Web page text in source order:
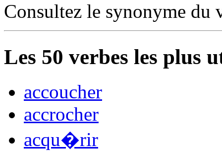
Consultez le synonyme du
Les 50 verbes les plus
accoucher
accrocher
acqu�rir